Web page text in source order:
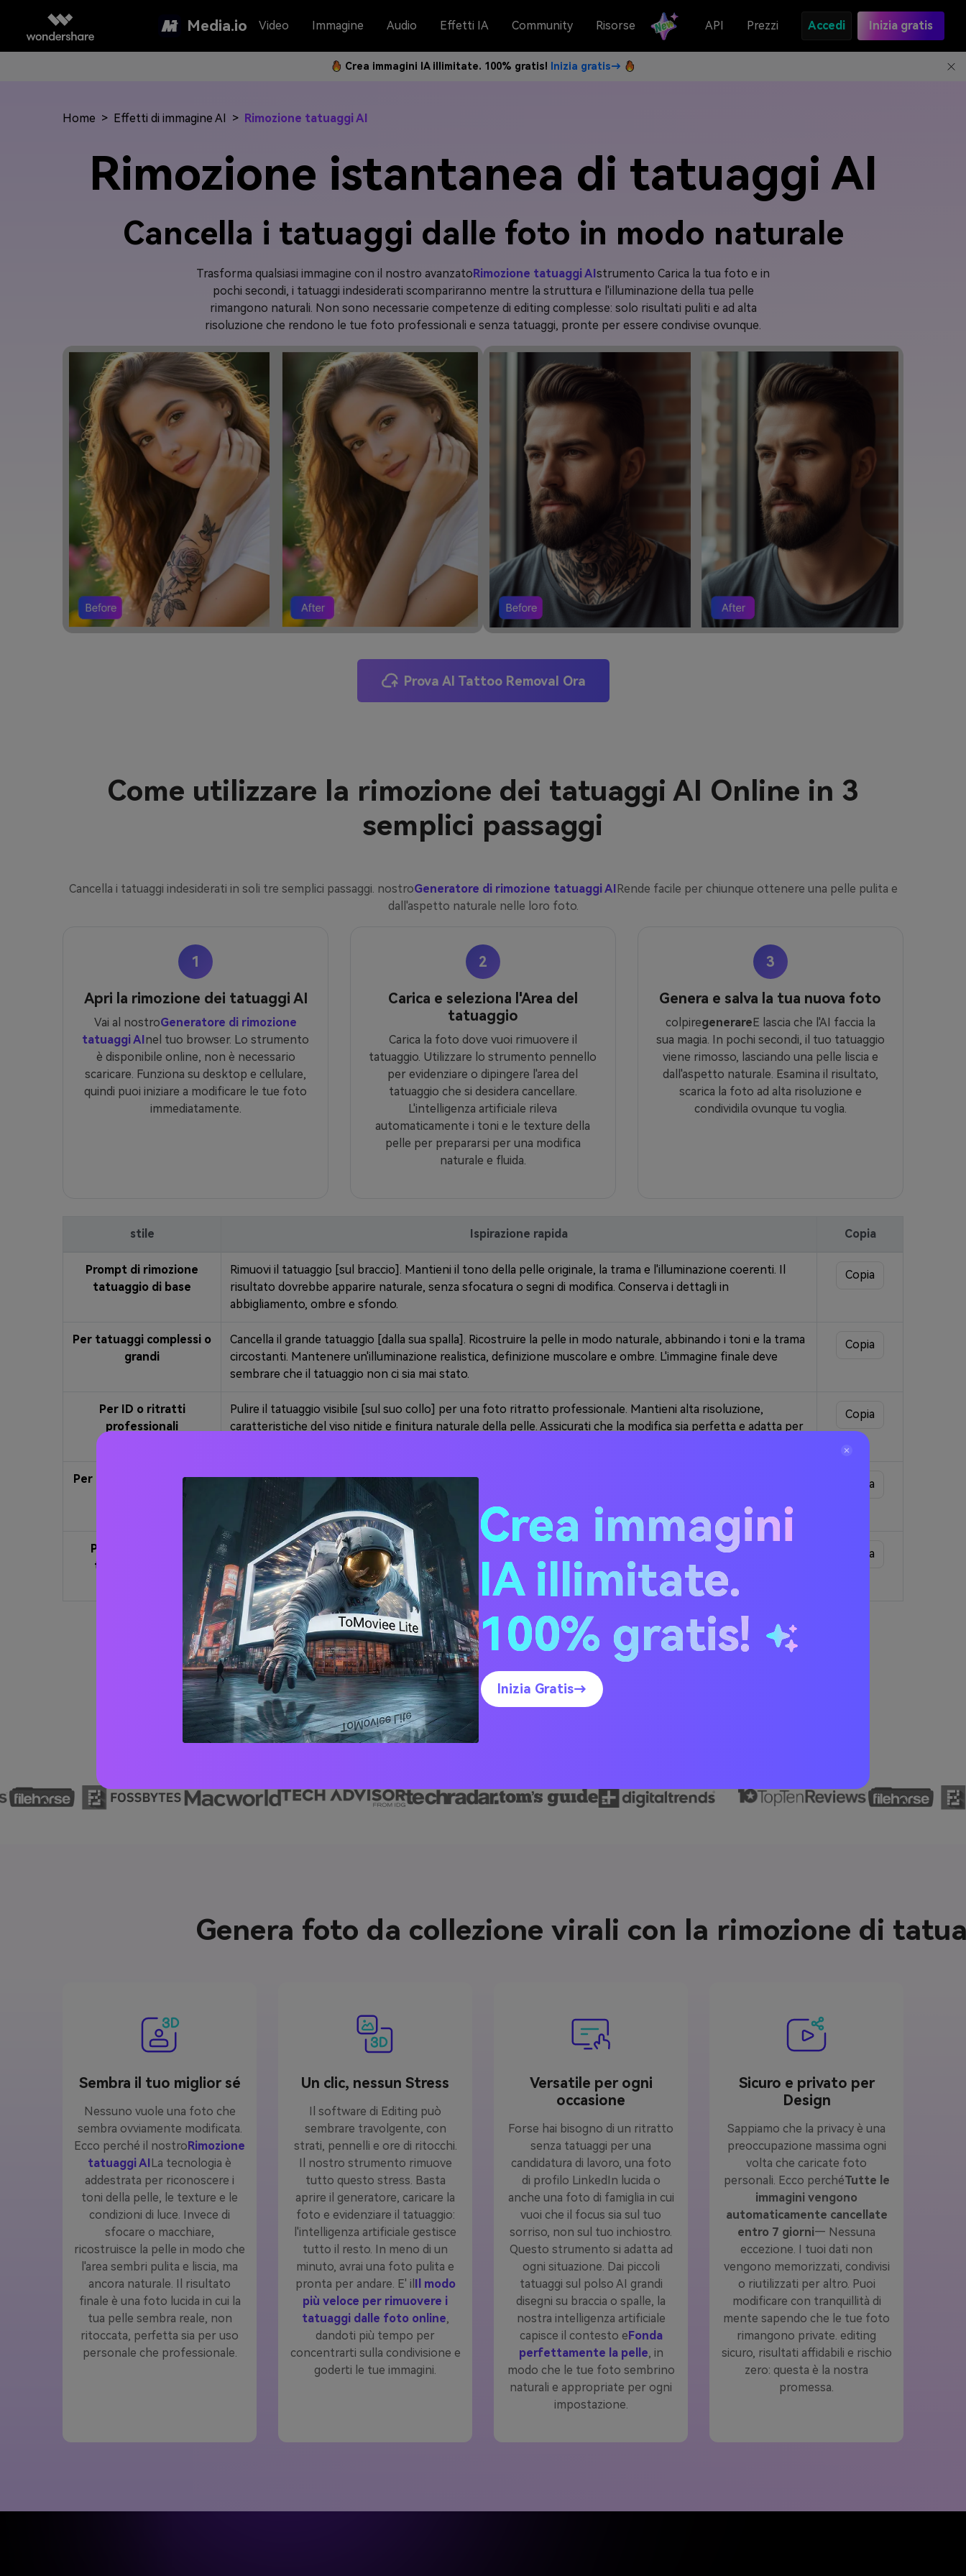
Media.io Video Immagine Audio Effetti IA Community Risorse API Prezzi Accedi Inizia gratis
Crea immagini IA illimitate. 100% gratis! Inizia gratis→
Home > Effetti di immagine AI > Rimozione tatuaggi AI
Rimozione istantanea di tatuaggi AI
Cancella i tatuaggi dalle foto in modo naturale
Trasforma qualsiasi immagine con il nostro avanzatoRimozione tatuaggi AIstrumento Carica la tua foto e in
pochi secondi, i tatuaggi indesiderati scompariranno mentre la struttura e l'illuminazione della tua pelle
rimangono naturali. Non sono necessarie competenze di editing complesse: solo risultati puliti e ad alta
risoluzione che rendono le tue foto professionali e senza tatuaggi, pronte per essere condivise ovunque.
Prova AI Tattoo Removal Ora
Come utilizzare la rimozione dei tatuaggi AI Online in 3
semplici passaggi
Cancella i tatuaggi indesiderati in soli tre semplici passaggi. nostroGeneratore di rimozione tatuaggi AIRende facile per chiunque ottenere una pelle pulita e
dall'aspetto naturale nelle loro foto.
1
Apri la rimozione dei tatuaggi AI
Vai al nostroGeneratore di rimozione
tatuaggi AInel tuo browser. Lo strumento
è disponibile online, non è necessario
scaricare. Funziona su desktop e cellulare,
quindi puoi iniziare a modificare le tue foto
immediatamente.
2
Carica e seleziona l'Area del
tatuaggio
Carica la foto dove vuoi rimuovere il
tatuaggio. Utilizzare lo strumento pennello
per evidenziare o dipingere l'area del
tatuaggio che si desidera cancellare.
L'intelligenza artificiale rileva
automaticamente i toni e le texture della
pelle per prepararsi per una modifica
naturale e fluida.
3
Genera e salva la tua nuova foto
colpiregenerareE lascia che l'AI faccia la
sua magia. In pochi secondi, il tuo tatuaggio
viene rimosso, lasciando una pelle liscia e
dall'aspetto naturale. Esamina il risultato,
scarica la foto ad alta risoluzione e
condividila ovunque tu voglia.
stile Ispirazione rapida Copia
Prompt di rimozione
tatuaggio di base
Rimuovi il tatuaggio [sul braccio]. Mantieni il tono della pelle originale, la trama e l'illuminazione coerenti. Il
risultato dovrebbe apparire naturale, senza sfocatura o segni di modifica. Conserva i dettagli in
abbigliamento, ombre e sfondo.
Copia
Per tatuaggi complessi o
grandi
Cancella il grande tatuaggio [dalla sua spalla]. Ricostruire la pelle in modo naturale, abbinando i toni e la trama
circostanti. Mantenere un'illuminazione realistica, definizione muscolare e ombre. L'immagine finale deve
sembrare che il tatuaggio non ci sia mai stato.
Copia
Per ID o ritratti
professionali
Pulire il tatuaggio visibile [sul suo collo] per una foto ritratto professionale. Mantieni alta risoluzione,
caratteristiche del viso nitide e finitura naturale della pelle. Assicurati che la modifica sia perfetta e adatta per
Copia
Per condivisione Social o
Rimuovi il tatuaggio [sul braccio] per una foto sui social media. Preservare la struttura realistica della pelle e
l'illuminazione, migliorare la chiarezza e mantenere lo stile generale cinematografico. L'immagine finale
dovrebbe apparire autentica e pronta per la condivisione.
Copia
Per la rimozione di
tatuaggi piccoli o
Cancella il piccolo tatuaggio del polso mantenendo intatti i dettagli della pelle. Assicurare una fusione fluida,
nessun artefatto di modifica visibile e ombre naturali. Concentrarsi sui dettagli elevati per rendere la
rimozione invisibile.
Copia
Prova AI Tattoo Removal Ora
Genera foto da collezione virali con la rimozione di
Sembra il tuo miglior sé
Nessuno vuole una foto che
sembra ovviamente modificata.
Ecco perché il nostroRimozione
tatuaggi AILa tecnologia è
addestrata per riconoscere i
toni della pelle, le texture e le
condizioni di luce. Invece di
sfocare o macchiare,
ricostruisce la pelle in modo che
l'area sembri pulita e liscia, ma
ancora naturale. Il risultato
finale è una foto lucida in cui la
tua pelle sembra reale, non
ritoccata, perfetta sia per uso
personale che professionale.
Un clic, nessun Stress
Il software di Editing può
sembrare travolgente, con
strati, pennelli e ore di ritocchi.
Il nostro strumento rimuove
tutto questo stress. Basta
aprire il generatore, caricare la
foto e evidenziare il tatuaggio:
l'intelligenza artificiale gestisce
tutto il resto. In meno di un
minuto, avrai una foto pulita e
pronta per andare. E' il Il modo
più veloce per rimuovere i
tatuaggi dalle foto online,
dandoti più tempo per
concentrarti sulla condivisione e
goderti le tue immagini.
Versatile per ogni
occasione
Forse hai bisogno di un ritratto
senza tatuaggi per una
candidatura di lavoro, una foto
di profilo LinkedIn lucida o
anche una foto di famiglia in cui
vuoi che il focus sia sul tuo
sorriso, non sul tuo inchiostro.
Questo strumento si adatta ad
ogni situazione. Dai piccoli
tatuaggi sul polso AI grandi
disegni su braccia o spalle, la
nostra intelligenza artificiale
capisce il contesto eFonda
perfettamente la pelle, in
modo che le tue foto sembrino
naturali e appropriate per ogni
impostazione.
Sicuro e privato per
Design
Sappiamo che la privacy è una
preoccupazione massima ogni
volta che caricate foto
personali. Ecco perchéTutte le
immagini vengono
automaticamente cancellate
entro 7 giorni— Nessuna
eccezione. I tuoi dati non
vengono memorizzati, condivisi
o riutilizzati per altro. Puoi
modificare con tranquillità di
mente sapendo che le tue foto
rimangono private. editing
sicuro, risultati affidabili e rischio
zero: questa è la nostra
promessa.
Crea immagini
IA illimitate.
100% gratis!
Inizia Gratis→